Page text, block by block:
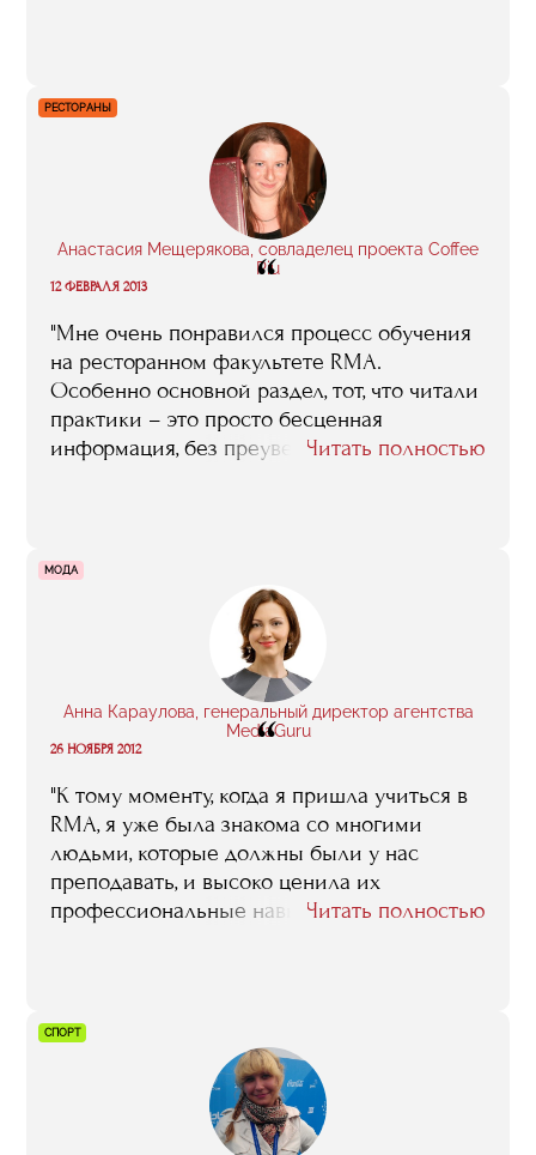
которые проводились на разных
площадках. Запомнились поездки в Санкт-
Петербург на церемонию вручения премии
Сергея Курехина и в Германию на
Берлинскую биеннале"
РЕСТОРАНЫ
Анастасия Мещерякова, совладелец проекта Coffee
Piu
“
12 ФЕВРАЛЯ 2013
"Мне очень понравился процесс обучения
на ресторанном факультете RMA.
Особенно основной раздел, тот, что читали
практики – это просто бесценная
информация, без преувеличения. Именно
работая с живыми проектами, в книжках
такого не вычитаешь"
Читать полностью
МОДА
Анна Караулова, генеральный директор агентства
MediaGuru
“
26 НОЯБРЯ 2012
"К тому моменту, когда я пришла учиться в
RMA, я уже была знакома со многими
людьми, которые должны были у нас
преподавать, и высоко ценила их
профессиональные навыки. Конечно, тогда
людьми, которые сейчас учатся на
факультете или недавно его закончили, то
слышу впечатления отличные от тех,
которые когда-то озвучивала я. В такие
моменты я искренне рада за RMA"
Читать полностью
СПОРТ